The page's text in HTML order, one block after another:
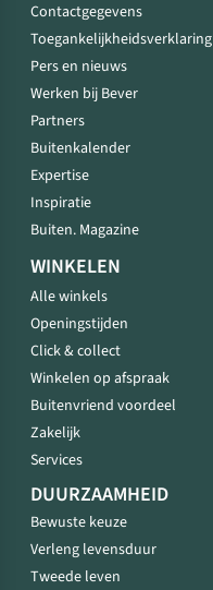
Contactgegevens
Toegankelijkheidsverklaring
Pers en nieuws
Werken bij Bever
Partners
Buitenkalender
Expertise
Inspiratie
Buiten. Magazine
WINKELEN
Alle winkels
Openingstijden
Click & collect
Winkelen op afspraak
Buitenvriend voordeel
Zakelijk
Services
DUURZAAMHEID
Bewuste keuze
Verleng levensduur
Tweede leven